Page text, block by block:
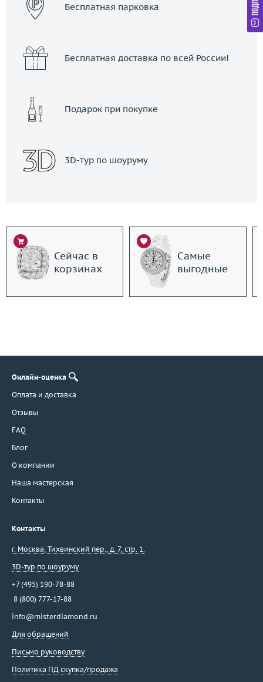
Бесплатная парковка
Бесплатная доставка по всей России!
Подарок при покупке
3D-тур по шоуруму
Сейчас в
корзинах
Самые
выгодные
Онлайн-оценка
Оплата и доставка
Отзывы
FAQ
Блог
О компании
Наша мастерская
Контакты
Контакты
г. Москва, Тихвинский пер., д. 7, стр. 1.
3D-тур по шоуруму
+7 (495) 190-78-88
8 (800) 777-17-88
info@misterdiamond.ru
Для обращений
Письмо руководству
Политика ПД скупка/продажа